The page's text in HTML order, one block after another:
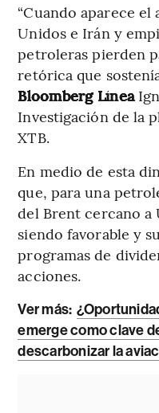
“Cuando aparece
Unidos e Irán y
petroleras pierden
retórica que
Bloomberg Línea
Investigación de la
XTB.
En medio de esta
que, para una
del Brent cercano a
siendo favorable y
programas de
acciones.
Ver más:
emerge como clave
descarbonizar la